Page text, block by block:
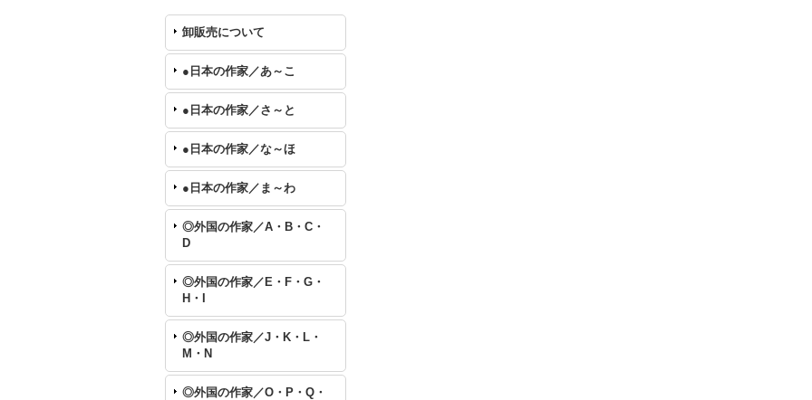
卸販売について
●日本の作家／あ～こ
●日本の作家／さ～と
●日本の作家／な～ほ
●日本の作家／ま～わ
◎外国の作家／A・B・C・
D
◎外国の作家／E・F・G・
H・I
◎外国の作家／J・K・L・
M・N
◎外国の作家／O・P・Q・